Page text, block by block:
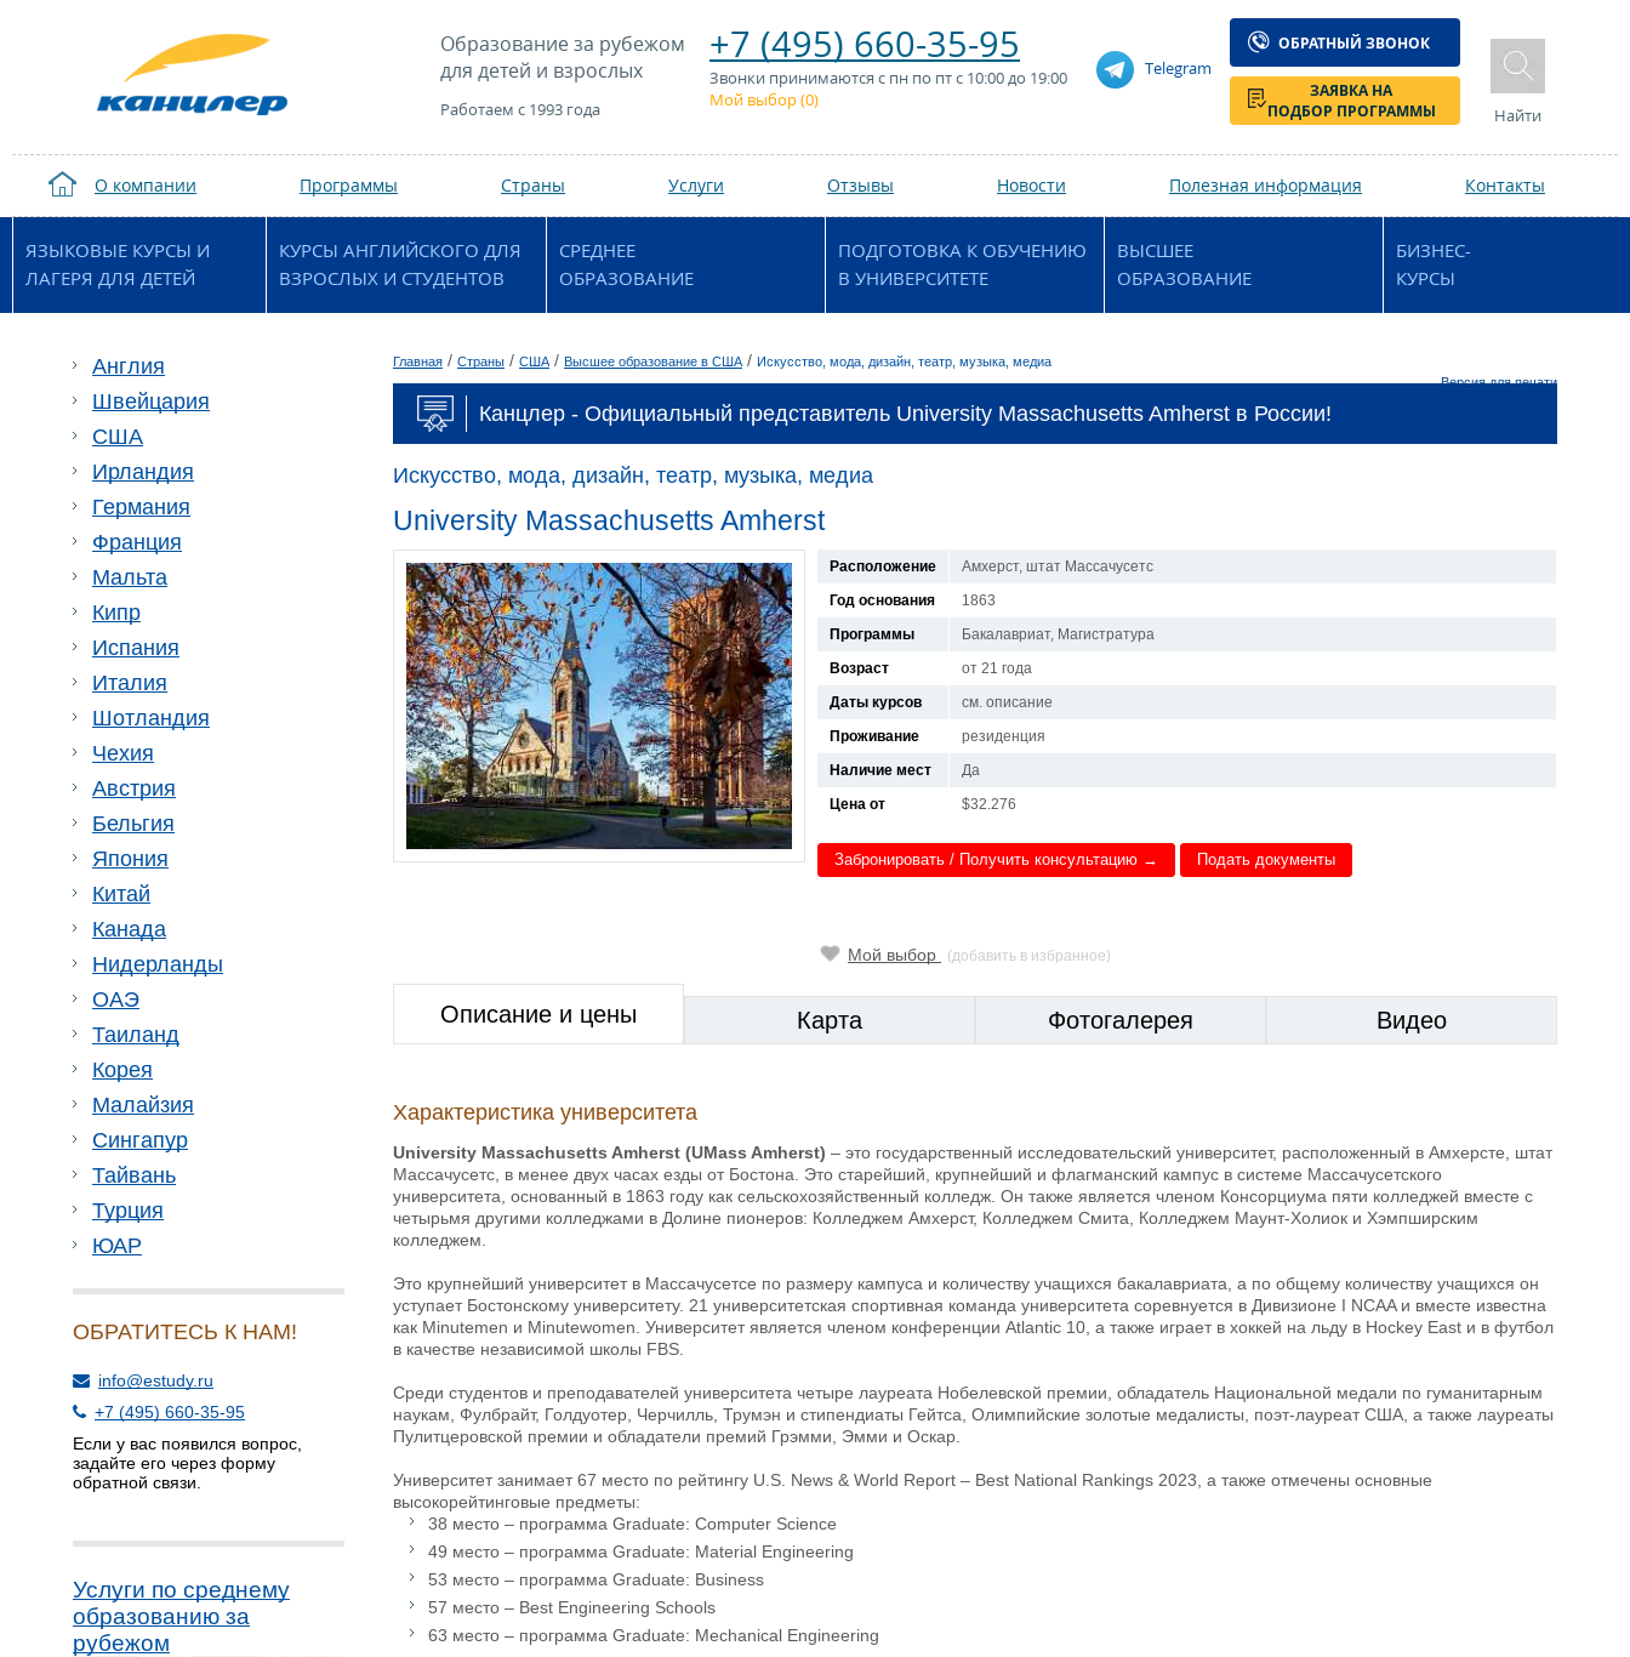
Образование за рубежом
для детей и взрослых
Работаем с 1993 года
+7 (495) 660-35-95
Звонки принимаются с пн по пт с 10:00 до 19:00
Мой выбор (0)
Telegram
ОБРАТНЫЙ ЗВОНОК
ЗАЯВКА НА
ПОДБОР ПРОГРАММЫ
Найти
О компании Программы Страны Услуги Отзывы Новости Полезная информация Контакты
ЯЗЫКОВЫЕ КУРСЫ И
ЛАГЕРЯ ДЛЯ ДЕТЕЙ
КУРСЫ АНГЛИЙСКОГО ДЛЯ
ВЗРОСЛЫХ И СТУДЕНТОВ
СРЕДНЕЕ
ОБРАЗОВАНИЕ
ПОДГОТОВКА К ОБУЧЕНИЮ
В УНИВЕРСИТЕТЕ
ВЫСШЕЕ
ОБРАЗОВАНИЕ
БИЗНЕС-
КУРСЫ
Англия
Швейцария
США
Ирландия
Германия
Франция
Мальта
Кипр
Испания
Италия
Шотландия
Чехия
Австрия
Бельгия
Япония
Китай
Канада
Нидерланды
ОАЭ
Таиланд
Корея
Малайзия
Сингапур
Тайвань
Турция
ЮАР
ОБРАТИТЕСЬ К НАМ!
info@estudy.ru
+7 (495) 660-35-95
Если у вас появился вопрос,
задайте его через форму
обратной связи.
Услуги по среднему
образованию за
рубежом
Главная / Страны / США / Высшее образование в США / Искусство, мода, дизайн, театр, музыка, медиа
Версия для печати
Канцлер - Официальный представитель University Massachusetts Amherst в России!
Искусство, мода, дизайн, театр, музыка, медиа
University Massachusetts Amherst
Расположение
Амхерст, штат Массачусетс
Год основания
1863
Программы
Бакалавриат, Магистратура
Возраст
от 21 года
Даты курсов
см. описание
Проживание
резиденция
Наличие мест
Да
Цена от
$32.276
Забронировать / Получить консультацию → Подать документы
Мой выбор (добавить в избранное)
Описание и цены Карта Фотогалерея Видео
Характеристика университета
University Massachusetts Amherst (UMass Amherst) – это государственный исследовательский университет, расположенный в Амхерсте, штат
Массачусетс, в менее двух часах езды от Бостона. Это старейший, крупнейший и флагманский кампус в системе Массачусетского
университета, основанный в 1863 году как сельскохозяйственный колледж. Он также является членом Консорциума пяти колледжей вместе с
четырьмя другими колледжами в Долине пионеров: Колледжем Амхерст, Колледжем Смита, Колледжем Маунт-Холиок и Хэмпширским
колледжем.
Это крупнейший университет в Массачусетсе по размеру кампуса и количеству учащихся бакалавриата, а по общему количеству учащихся он
уступает Бостонскому университету. 21 университетская спортивная команда университета соревнуется в Дивизионе I NCAA и вместе известна
как Minutemen и Minutewomen. Университет является членом конференции Atlantic 10, а также играет в хоккей на льду в Hockey East и в футбол
в качестве независимой школы FBS.
Среди студентов и преподавателей университета четыре лауреата Нобелевской премии, обладатель Национальной медали по гуманитарным
наукам, Фулбрайт, Голдуотер, Черчилль, Трумэн и стипендиаты Гейтса, Олимпийские золотые медалисты, поэт-лауреат США, а также лауреаты
Пулитцеровской премии и обладатели премий Грэмми, Эмми и Оскар.
Университет занимает 67 место по рейтингу U.S. News & World Report – Best National Rankings 2023, а также отмечены основные
высокорейтинговые предметы:
38 место – программа Graduate: Computer Science
49 место – программа Graduate: Material Engineering
53 место – программа Graduate: Business
57 место – Best Engineering Schools
63 место – программа Graduate: Mechanical Engineering